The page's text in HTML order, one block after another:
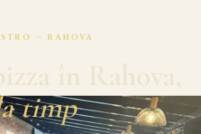
— RAHOVA
în Rahova,
timp